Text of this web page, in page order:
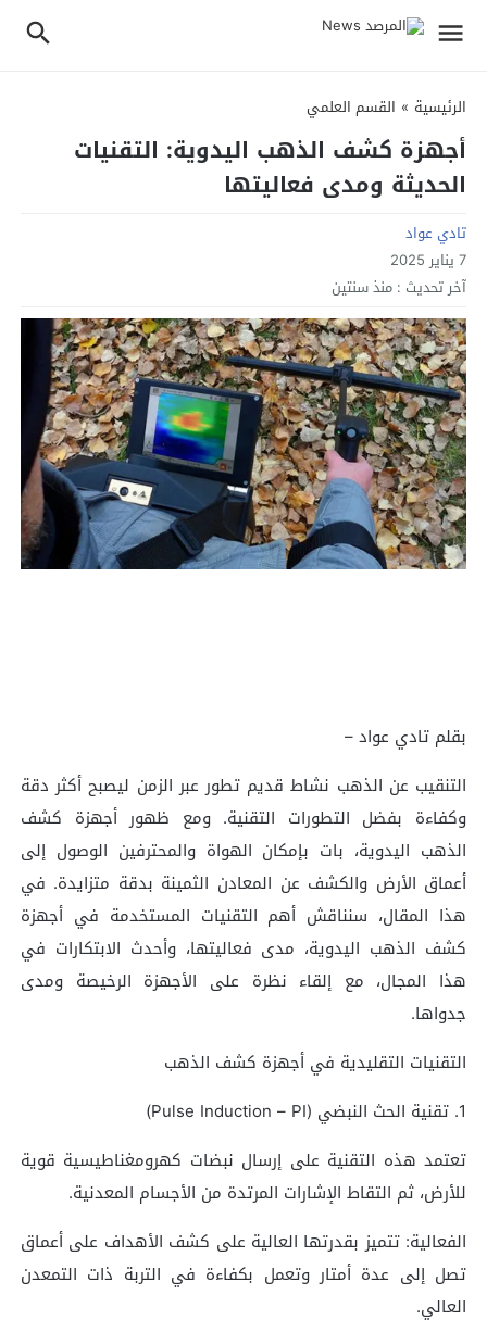
الرئيسية » القسم العلمي
أجهزة كشف الذهب اليدوية: التقنيات
الحديثة ومدى فعاليتها
تادي عواد
7 يناير 2025
آخر تحديث : منذ سنتين
بقلم تادي عواد –
التنقيب عن الذهب نشاط قديم تطور عبر الزمن ليصبح أكثر دقة
وكفاءة بفضل التطورات التقنية. ومع ظهور أجهزة كشف
الذهب اليدوية، بات بإمكان الهواة والمحترفين الوصول إلى
أعماق الأرض والكشف عن المعادن الثمينة بدقة متزايدة. في
هذا المقال، سنناقش أهم التقنيات المستخدمة في أجهزة
كشف الذهب اليدوية، مدى فعاليتها، وأحدث الابتكارات في
هذا المجال، مع إلقاء نظرة على الأجهزة الرخيصة ومدى
جدواها.
التقنيات التقليدية في أجهزة كشف الذهب
1. تقنية الحث النبضي (Pulse Induction – PI)
تعتمد هذه التقنية على إرسال نبضات كهرومغناطيسية قوية
للأرض، ثم التقاط الإشارات المرتدة من الأجسام المعدنية.
الفعالية: تتميز بقدرتها العالية على كشف الأهداف على أعماق
تصل إلى عدة أمتار وتعمل بكفاءة في التربة ذات التمعدن
العالي.